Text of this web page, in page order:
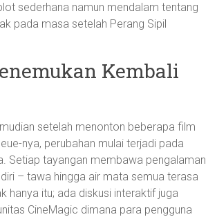
sederhana namun mendalam tentang
pada masa setelah Perang Sipil
Kembali
setelah menonton beberapa film
nya, perubahan mulai terjadi pada
Setiap tayangan membawa pengalaman
– tawa hingga air mata semua terasa
hanya itu; ada diskusi interaktif juga
CineMagic dimana para pengguna